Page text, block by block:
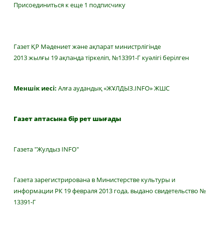
Присоединиться к еще 1 подписчику
Газет ҚР Мәдениет және ақпарат министрлігінде
2013 жылғы 19 ақпанда тіркеліп, №13391-Г куәлігі берілген
Меншік иесі: Алға аудандық «ЖҰЛДЫЗ.INFO» ЖШС
Газет аптасына бір рет шығады
Газета "Жулдыз INFO"
Газета зарегистрирована в Министерстве культуры и
информации РК 19 февраля 2013 года, выдано свидетельство №
13391-Г